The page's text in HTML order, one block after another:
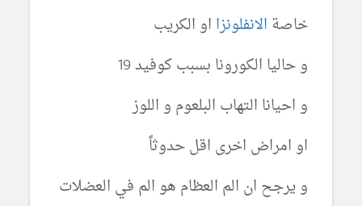
خاصة الانفلونزا او الكريب
و حاليا الكورونا بسبب كوفيد 19
و احيانا التهاب البلعوم و اللوز
او امراض اخرى اقل حدوثاً
و يرجح ان الم العظام هو الم في العضلات